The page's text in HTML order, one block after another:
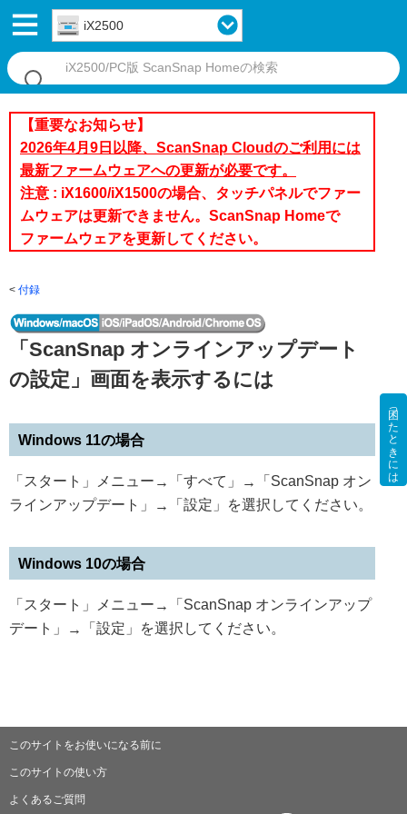
iX2500
【重要なお知らせ】
2026年4月9日以降、ScanSnap Cloudのご利用には
最新ファームウェアへの更新が必要です。
注意 : iX1600/iX1500の場合、タッチパネルでファー
ムウェアは更新できません。ScanSnap Homeで
ファームウェアを更新してください。
付録
「ScanSnap オンラインアップデート
の設定」画面を表示するには
Windows 11の場合
「スタート」メニュー → 「すべて」 →
「ScanSnap オン
ラインアップデート」
→ 「設定」を選択してください。
Windows 10の場合
「スタート」メニュー →
「ScanSnap オンラインアップ
デート」
→ 「設定」を選択してください。
このサイトをお使いになる前に
このサイトの使い方
よくあるご質問
困ったときには